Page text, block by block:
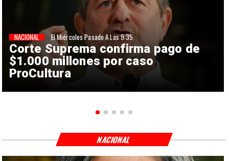
Corte Suprema confirma pago de
$1.000 millones por caso
ProCultura
NACIONAL El Miércoles Pasado A Las 9:35
NACIONAL